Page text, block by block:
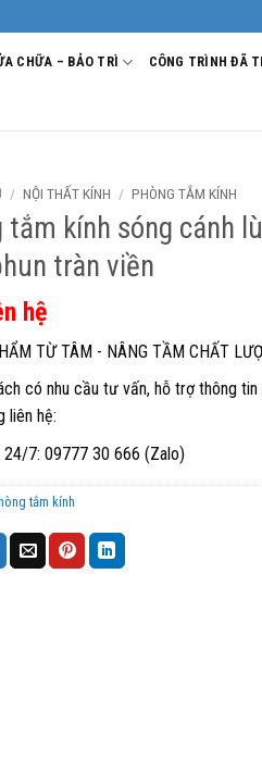
công Nhôm kính uy tín, chất lượng.
CHỮA – BẢO TRÌ CÔNG TRÌNH ĐÃ
/ NỘI THẤT KÍNH / PHÒNG TẮM KÍNH
tắm kính sóng cánh
tràn viền
hệ
TỪ TÂM - NÂNG TẦM CHẤT
có nhu cầu tư vấn, hỗ trợ thông tin
liên hệ:
24/7: 09777 30 666 (Zalo)
tắm kính